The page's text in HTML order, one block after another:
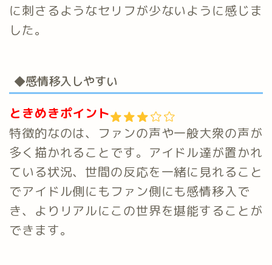
に刺さるようなセリフが少ないように感じま
した。
◆感情移入しやすい
ときめきポイント
特徴的なのは、ファンの声や一般大衆の声が
多く描かれることです。アイドル達が置かれ
ている状況、世間の反応を一緒に見れること
でアイドル側にもファン側にも感情移入で
き、よりリアルにこの世界を堪能することが
できます。